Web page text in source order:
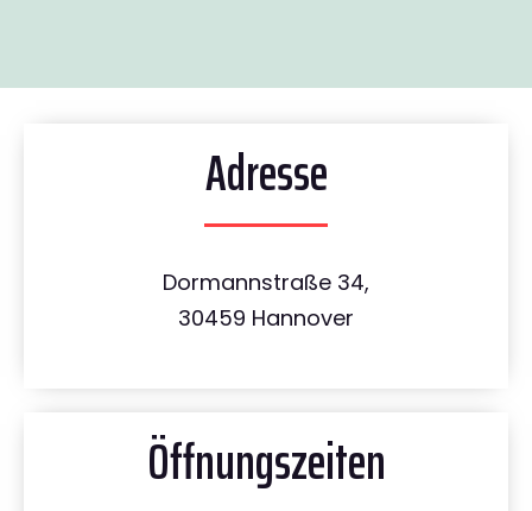
Adresse
Dormannstraße 34,
30459 Hannover
Öffnungszeiten